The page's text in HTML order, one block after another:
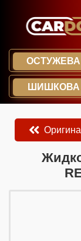
ОСТУЖЕВА
ШИШКОВА